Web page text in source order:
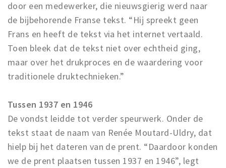
door een medewerker, die nieuwsgierig werd naar
de bijbehorende Franse tekst. “Hij spreekt geen
Frans en heeft de tekst via het internet vertaald.
Toen bleek dat de tekst niet over echtheid ging,
maar over het drukproces en de waardering voor
traditionele druktechnieken.”
Tussen 1937 en 1946
De vondst leidde tot verder speurwerk. Onder de
tekst staat de naam van Renée Moutard-Uldry, dat
hielp bij het dateren van de prent. “Daardoor konden
we de prent plaatsen tussen 1937 en 1946”, legt